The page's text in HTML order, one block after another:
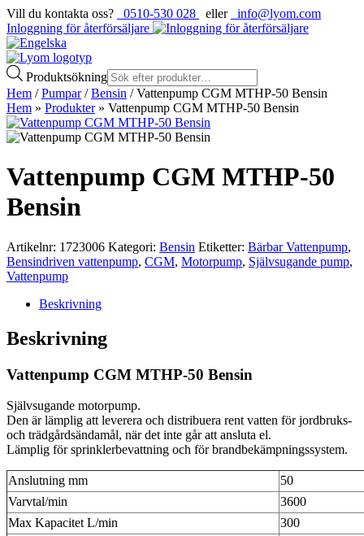
Vill du kontakta oss? 0510-530 028 eller
info@lyom.com
Inloggning för återförsäljare
Produktsökning
Hem /Pumpar/Bensin / Vattenpump CGM MTHP-50 Bensin
Hem » Produkter» Vattenpump CGM MTHP-50 Bensin
Vattenpump CGM MTHP-50
Bensin
Artikelnr: 1723006 Kategori: Bensin Etiketter: Bärbar Vattenpump,
Bensindriven vattenpump, CGM, Motorpump, Självsugande pump,
Vattenpump
Beskrivning
Beskrivning
Vattenpump CGM MTHP-50 Bensin
Självsugande motorpump.
Den är lämplig att leverera och distribuera rent vatten för jordbruks-
och trädgårdsändamål, när det inte går att ansluta el.
Lämplig för sprinklerbevattning och för brandbekämpningssystem.
Anslutning mm
50
Varvtal/min
3600
Max Kapacitet L/min
300